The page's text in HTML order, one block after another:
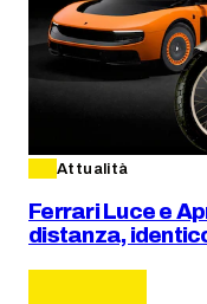
Attualità
Ferrari Luce e
distanza,